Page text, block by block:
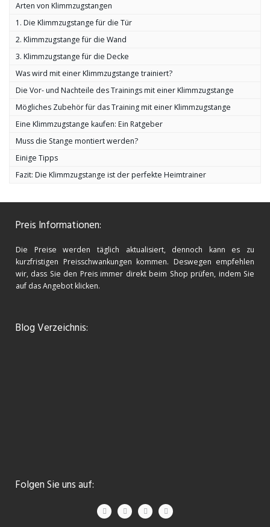
Arten von Klimmzugstangen
1. Die Klimmzugstange für die Tür
2. Klimmzugstange für die Wand
3. Klimmzugstange für die Decke
Was wird mit einer Klimmzugstange trainiert?
Die Vor- und Nachteile des Trainings mit einer Klimmzugstange
Mögliches Zubehör für das Training mit einer Klimmzugstange
Eine Klimmzugstange kaufen: Ein Ratgeber
Muss die Stange montiert werden?
Einige Tipps
Fazit: Die Klimmzugstange ist der perfekte Heimtrainer
Preis Informationen:
Die Preise werden täglich aktualisiert, dennoch kann es zu
kurzfristigen Preisschwankungen kommen. Deswegen empfehlen
wir, dass Sie den Preis immer direkt beim Shop prüfen, indem Sie
auf das Angebot klicken.
Blog Verzeichnis:
Folgen Sie uns auf: